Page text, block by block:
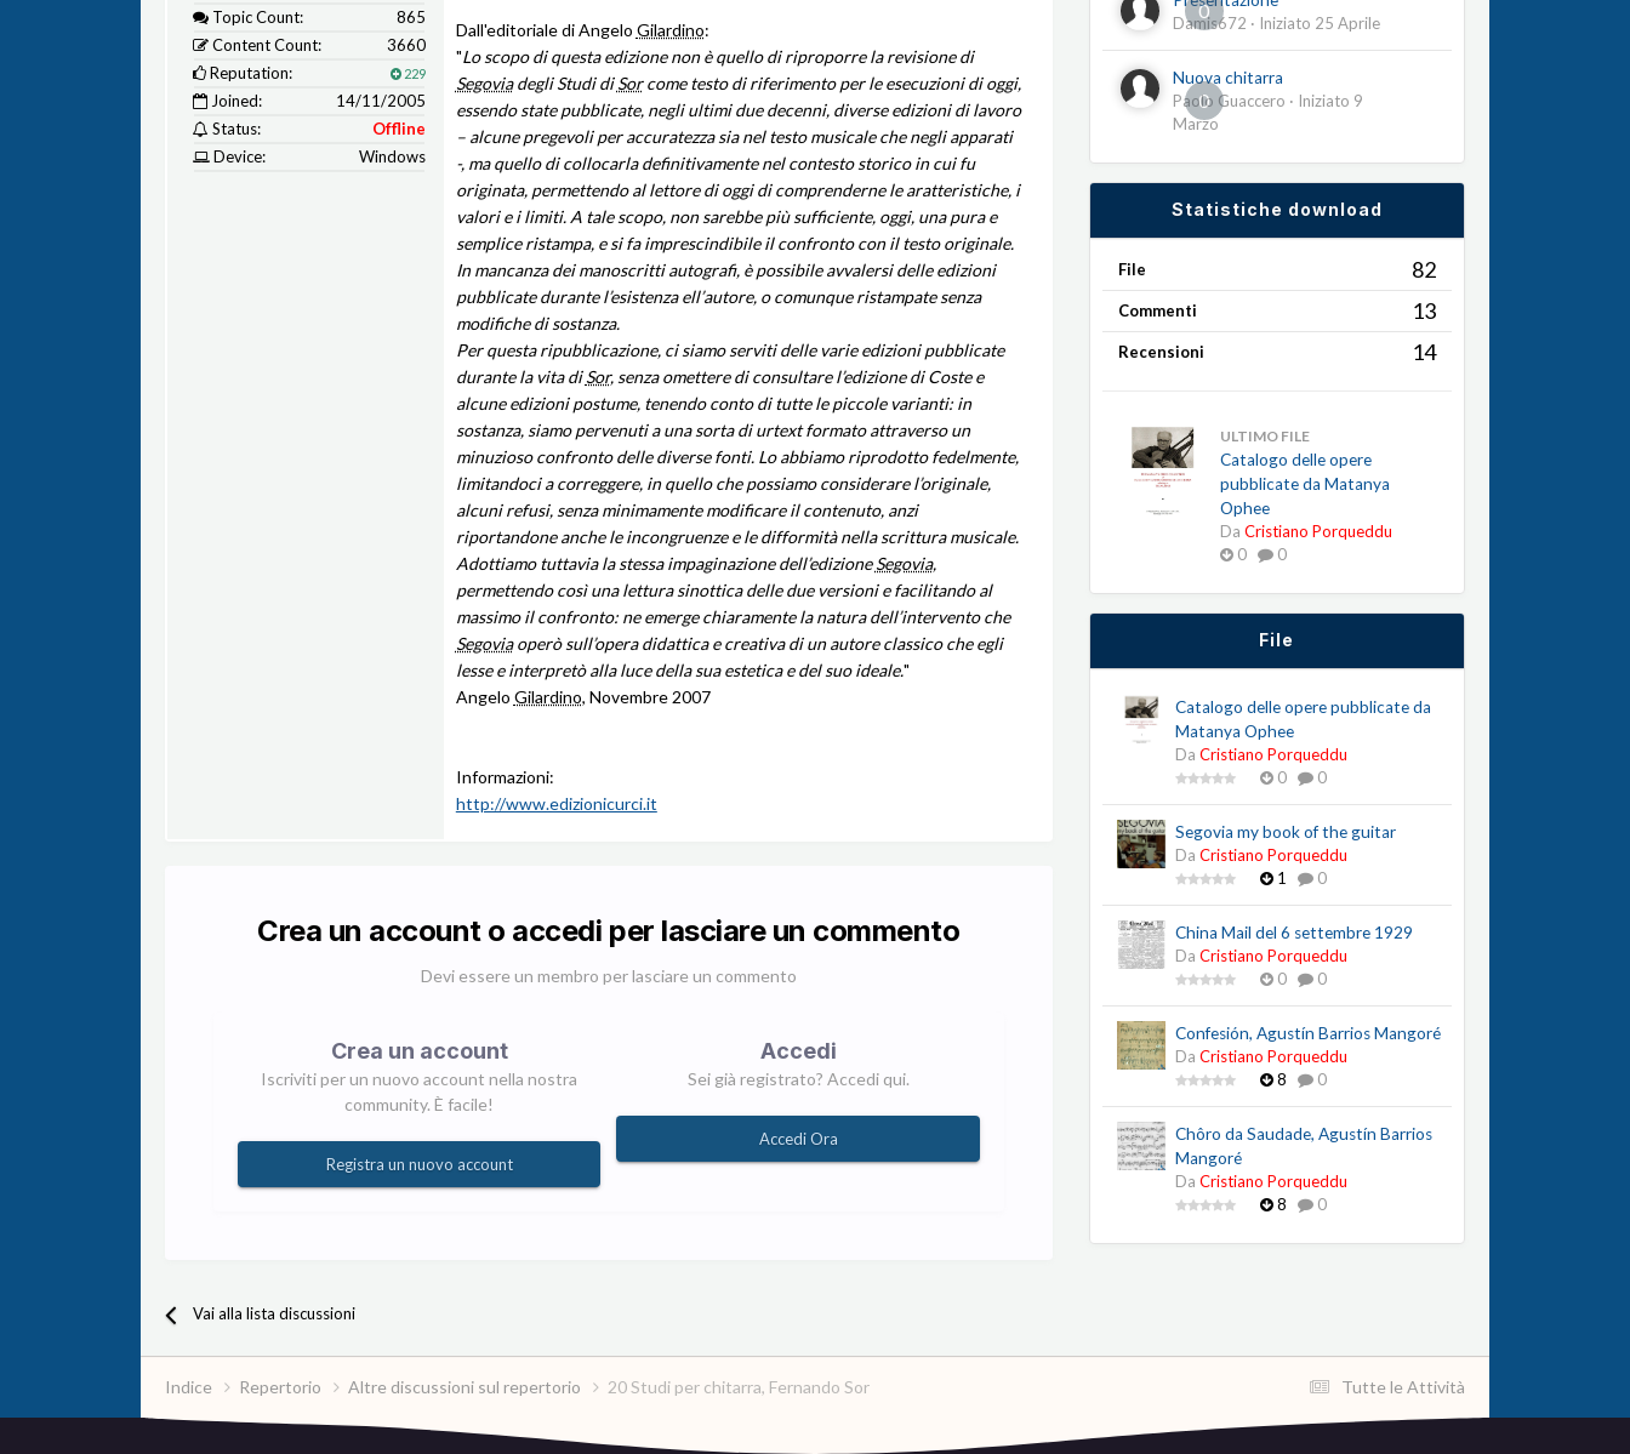
Topic Count:
865
Content Count:
3660
Reputation:
229
Joined:
14/11/2005
Status:
Offline
Device:
Windows
Dall'editoriale di Angelo Gilardino:
"Lo scopo di questa edizione non è quello di riproporre la revisione di
Segoviadegli Studi diSorcome testo di riferimento per le esecuzioni di oggi,
essendo state pubblicate, negli ultimi due decenni, diverse edizioni di lavoro
– alcune pregevoli per accuratezza sia nel testo musicale che negli apparati
-, ma quello di collocarla definitivamente nel contesto storico in cui fu
originata, permettendo al lettore di oggi di comprenderne le aratteristiche, i
valori e i limiti. A tale scopo, non sarebbe più sufficiente, oggi, una pura e
semplice ristampa, e si fa imprescindibile il confronto con il testo originale.
In mancanza dei manoscritti autografi, è possibile avvalersi delle edizioni
pubblicate durante l’esistenza ell’autore, o comunque ristampate senza
modifiche di sostanza.
Per questa ripubblicazione, ci siamo serviti delle varie edizioni pubblicate
durante la vita diSor, senza omettere di consultare l’edizione di Coste e
alcune edizioni postume, tenendo conto di tutte le piccole varianti: in
sostanza, siamo pervenuti a una sorta di urtext formato attraverso un
minuzioso confronto delle diverse fonti. Lo abbiamo riprodotto fedelmente,
limitandoci a correggere, in quello che possiamo considerare l’originale,
alcuni refusi, senza minimamente modificare il contenuto, anzi
riportandone anche le incongruenze e le difformità nella scrittura musicale.
Adottiamo tuttavia la stessa impaginazione dell’edizioneSegovia,
permettendo così una lettura sinottica delle due versioni e facilitando al
massimo il confronto: ne emerge chiaramente la natura dell’intervento che
Segoviaoperò sull’opera didattica e creativa di un autore classico che egli
lesse e interpretò alla luce della sua estetica e del suo ideale."
Angelo Gilardino, Novembre 2007
Informazioni:
http://www.edizionicurci.it
Crea un account o accedi per lasciare un commento
Devi essere un membro per lasciare un commento
Crea un account
Iscriviti per un nuovo account nella nostra
community. È facile!
Registra un nuovo account
Accedi
Sei già registrato? Accedi qui.
Accedi Ora
Vai alla lista discussioni
0
Damis672 · Iniziato 25 Aprile
0
Nuova chitarra
Paolo Guaccero · Iniziato 9
Marzo
Statistiche download
File 82
Commenti 13
Recensioni 14
ULTIMO FILE
Catalogo delle opere
pubblicate da Matanya
Ophee
Da Cristiano Porqueddu
0
0
File
Catalogo delle opere pubblicate da
Matanya Ophee
Da Cristiano Porqueddu
0
0
Segovia my book of the guitar
Da Cristiano Porqueddu
1
0
China Mail del 6 settembre 1929
Da Cristiano Porqueddu
0
0
Confesión, Agustín Barrios Mangoré
Da Cristiano Porqueddu
8
0
Chôro da Saudade, Agustín Barrios
Mangoré
Da Cristiano Porqueddu
8
0
Tutte le Attività
Indice Repertorio Altre discussioni sul repertorio 20 Studi per chitarra, Fernando Sor